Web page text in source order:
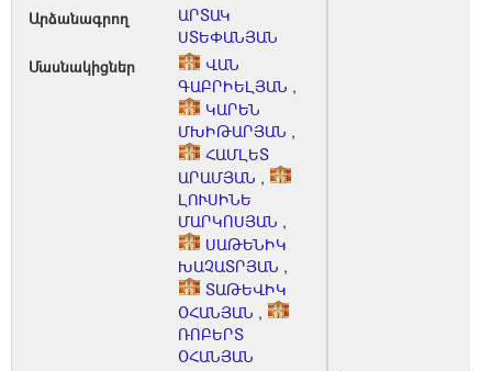
Արձանագրող
ԱՐՏԱԿ
ՍՏԵՓԱՆՅԱՆ
Մասնակիցներ
ՎԱՆ
ԳԱԲՐԻԵԼՅԱՆ ,
ԿԱՐԵՆ
ՄԽԻԹԱՐՅԱՆ ,
ՀԱՄԼԵՏ
ԱՐԱՄՅԱՆ ,
ԼՈՒՍԻՆԵ
ՄԱՐԿՈՍՅԱՆ ,
ՍԱԹԵՆԻԿ
ԽԱՉԱՏՐՅԱՆ ,
ՏԱԹԵՎԻԿ
ՕՀԱՆՅԱՆ ,
ՌՈԲԵՐՏ
ՕՀԱՆՅԱՆ